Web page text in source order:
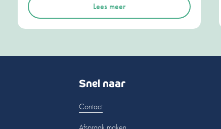
Lees meer
Snel naar
Contact